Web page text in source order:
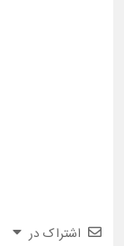
اشتراک در